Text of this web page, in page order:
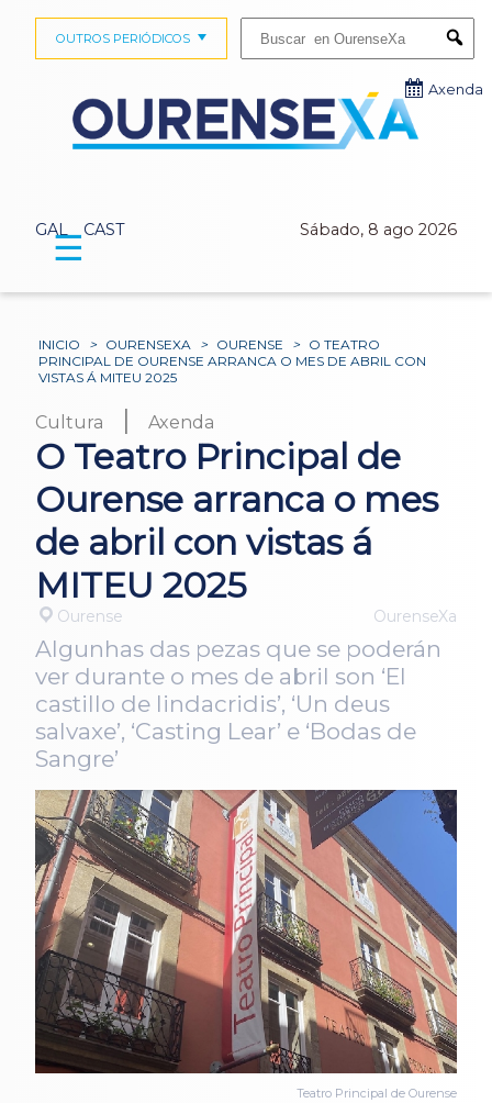
GAL CAST Sábado, 8 ago 2026
OUTROS PERIÓDICOS
Axenda
☰
INICIO > OURENSEXA > OURENSE > O TEATRO
PRINCIPAL DE OURENSE ARRANCA O MES DE ABRIL CON
VISTAS Á MITEU 2025
Cultura | Axenda
O Teatro Principal de
Ourense arranca o mes
de abril con vistas á
MITEU 2025
Ourense OurenseXa
Algunhas das pezas que se poderán
ver durante o mes de abril son ‘El
castillo de lindacridis’, ‘Un deus
salvaxe’, ‘Casting Lear’ e ‘Bodas de
Sangre’
Teatro Principal de Ourense